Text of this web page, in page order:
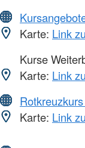
Karte: Link
Kurse
Karte: Link
Karte: Link